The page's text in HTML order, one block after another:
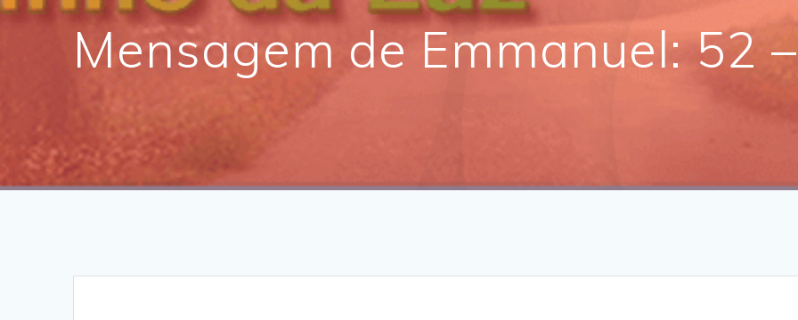
Mensagem de Emmanuel: 52